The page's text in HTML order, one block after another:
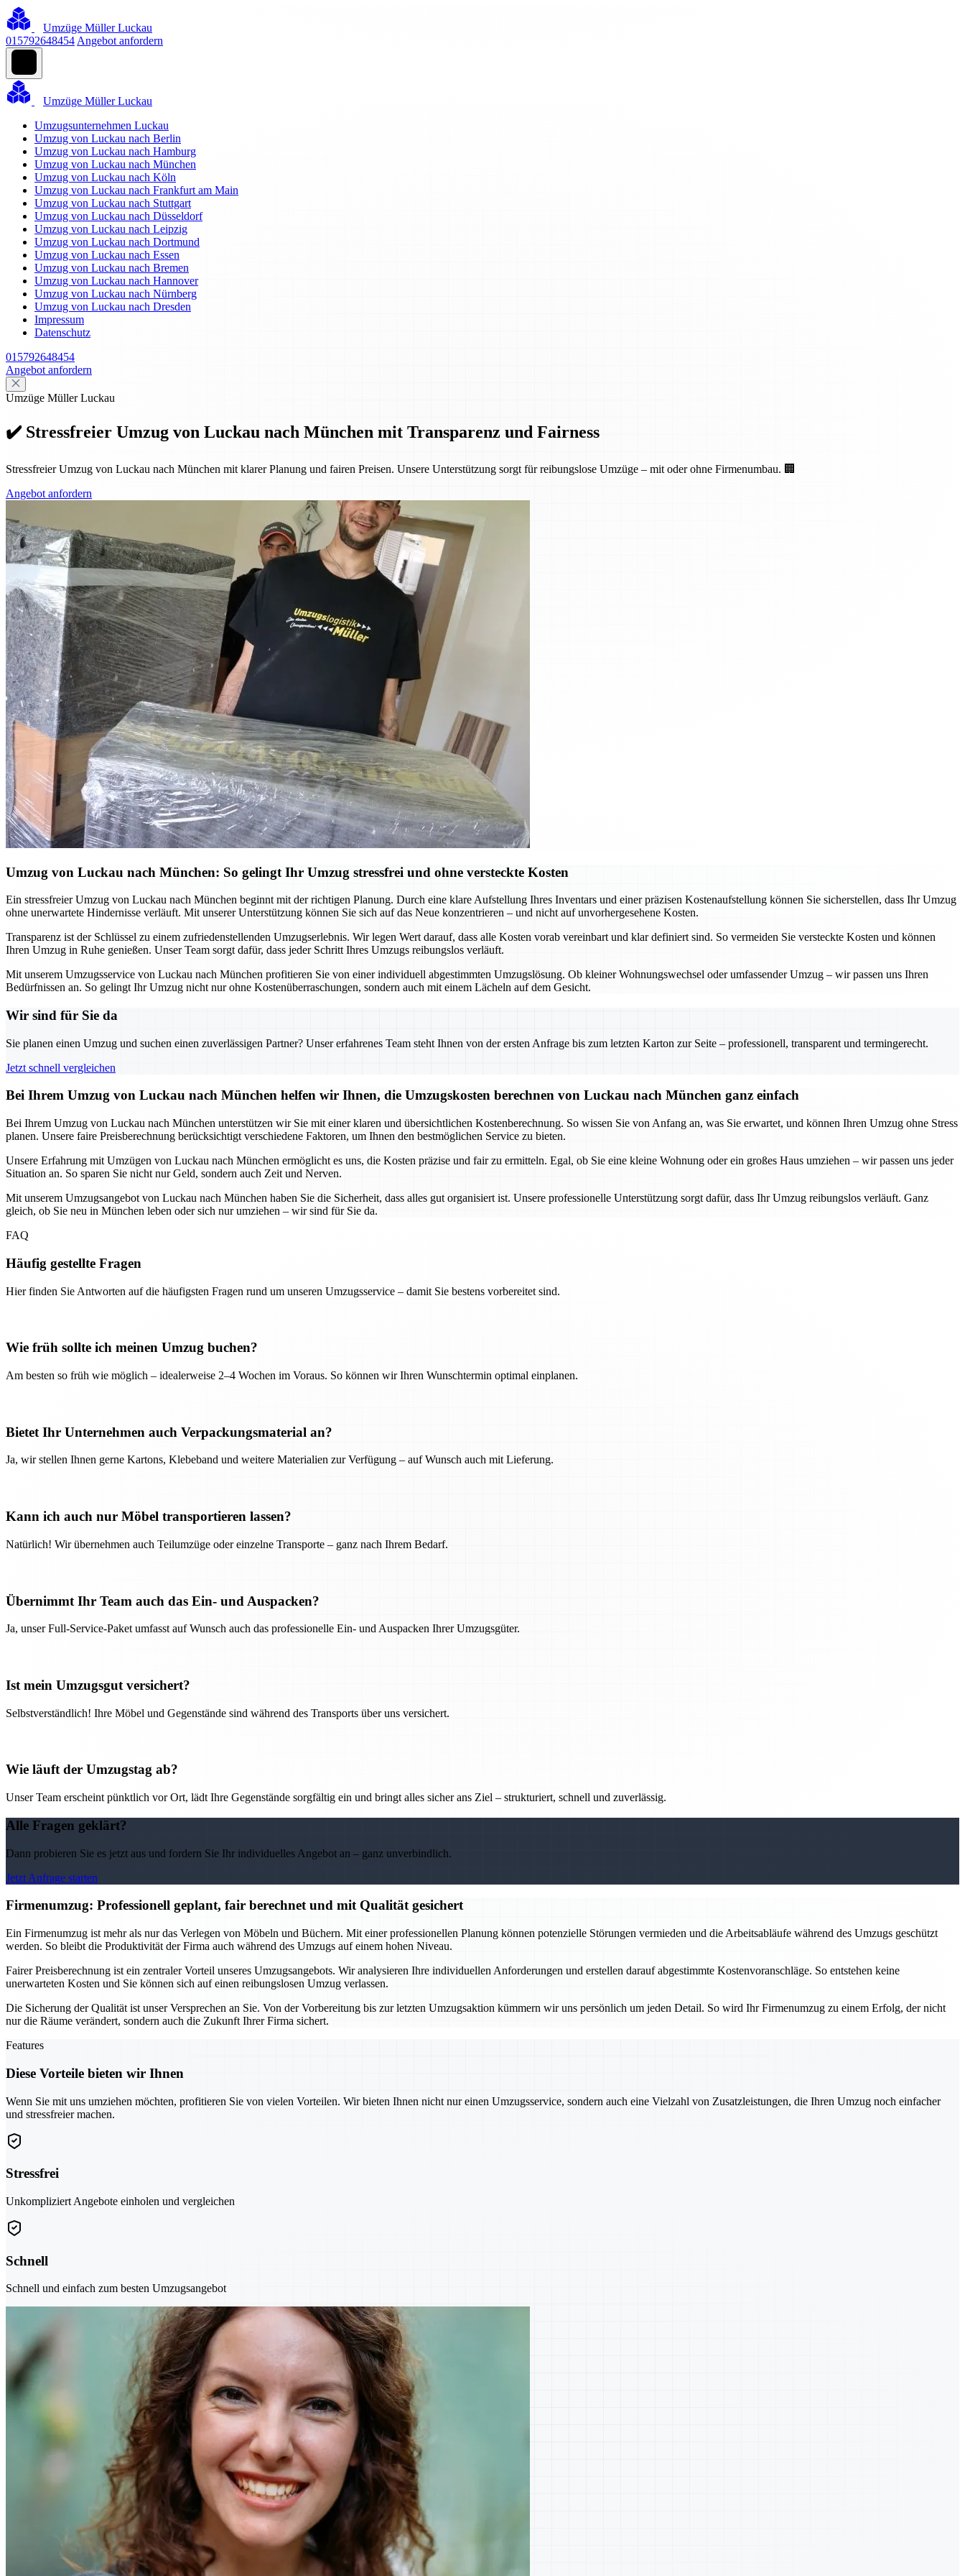
Umzüge Müller Luckau
015792648454 Angebot anfordern
Umzüge Müller Luckau
Umzugsunternehmen Luckau
Umzug von Luckau nach Berlin
Umzug von Luckau nach Hamburg
Umzug von Luckau nach München
Umzug von Luckau nach Köln
Umzug von Luckau nach Frankfurt am Main
Umzug von Luckau nach Stuttgart
Umzug von Luckau nach Düsseldorf
Umzug von Luckau nach Leipzig
Umzug von Luckau nach Dortmund
Umzug von Luckau nach Essen
Umzug von Luckau nach Bremen
Umzug von Luckau nach Hannover
Umzug von Luckau nach Nürnberg
Umzug von Luckau nach Dresden
Impressum
Datenschutz
015792648454
Angebot anfordern
Umzüge Müller Luckau
✔️ Stressfreier Umzug von Luckau nach München mit Transparenz und Fairness
Stressfreier Umzug von Luckau nach München mit klarer Planung und fairen Preisen. Unsere Unterstützung sorgt für reibungslose Umzüge – mit oder ohne Firmenumbau. 🏢
Angebot anfordern
Umzug von Luckau nach München: So gelingt Ihr Umzug stressfrei und ohne versteckte Kosten
Ein stressfreier Umzug von Luckau nach München beginnt mit der richtigen Planung. Durch eine klare Aufstellung Ihres Inventars und einer präzisen Kostenaufstellung können Sie sicherstellen, dass Ihr Umzug
ohne unerwartete Hindernisse verläuft. Mit unserer Unterstützung können Sie sich auf das Neue konzentrieren – und nicht auf unvorhergesehene Kosten.
Transparenz ist der Schlüssel zu einem zufriedenstellenden Umzugserlebnis. Wir legen Wert darauf, dass alle Kosten vorab vereinbart und klar definiert sind. So vermeiden Sie versteckte Kosten und können
Ihren Umzug in Ruhe genießen. Unser Team sorgt dafür, dass jeder Schritt Ihres Umzugs reibungslos verläuft.
Mit unserem Umzugsservice von Luckau nach München profitieren Sie von einer individuell abgestimmten Umzugslösung. Ob kleiner Wohnungswechsel oder umfassender Umzug – wir passen uns Ihren
Bedürfnissen an. So gelingt Ihr Umzug nicht nur ohne Kostenüberraschungen, sondern auch mit einem Lächeln auf dem Gesicht.
Wir sind für Sie da
Sie planen einen Umzug und suchen einen zuverlässigen Partner? Unser erfahrenes Team steht Ihnen von der ersten Anfrage bis zum letzten Karton zur Seite – professionell, transparent und termingerecht.
Jetzt schnell vergleichen
Bei Ihrem Umzug von Luckau nach München helfen wir Ihnen, die Umzugskosten berechnen von Luckau nach München ganz einfach
Bei Ihrem Umzug von Luckau nach München unterstützen wir Sie mit einer klaren und übersichtlichen Kostenberechnung. So wissen Sie von Anfang an, was Sie erwartet, und können Ihren Umzug ohne Stress
planen. Unsere faire Preisberechnung berücksichtigt verschiedene Faktoren, um Ihnen den bestmöglichen Service zu bieten.
Unsere Erfahrung mit Umzügen von Luckau nach München ermöglicht es uns, die Kosten präzise und fair zu ermitteln. Egal, ob Sie eine kleine Wohnung oder ein großes Haus umziehen – wir passen uns jeder
Situation an. So sparen Sie nicht nur Geld, sondern auch Zeit und Nerven.
Mit unserem Umzugsangebot von Luckau nach München haben Sie die Sicherheit, dass alles gut organisiert ist. Unsere professionelle Unterstützung sorgt dafür, dass Ihr Umzug reibungslos verläuft. Ganz
gleich, ob Sie neu in München leben oder sich nur umziehen – wir sind für Sie da.
FAQ
Häufig gestellte Fragen
Hier finden Sie Antworten auf die häufigsten Fragen rund um unseren Umzugsservice – damit Sie bestens vorbereitet sind.
Wie früh sollte ich meinen Umzug buchen?
Am besten so früh wie möglich – idealerweise 2–4 Wochen im Voraus. So können wir Ihren Wunschtermin optimal einplanen.
Bietet Ihr Unternehmen auch Verpackungsmaterial an?
Ja, wir stellen Ihnen gerne Kartons, Klebeband und weitere Materialien zur Verfügung – auf Wunsch auch mit Lieferung.
Kann ich auch nur Möbel transportieren lassen?
Natürlich! Wir übernehmen auch Teilumzüge oder einzelne Transporte – ganz nach Ihrem Bedarf.
Übernimmt Ihr Team auch das Ein- und Auspacken?
Ja, unser Full-Service-Paket umfasst auf Wunsch auch das professionelle Ein- und Auspacken Ihrer Umzugsgüter.
Ist mein Umzugsgut versichert?
Selbstverständlich! Ihre Möbel und Gegenstände sind während des Transports über uns versichert.
Wie läuft der Umzugstag ab?
Unser Team erscheint pünktlich vor Ort, lädt Ihre Gegenstände sorgfältig ein und bringt alles sicher ans Ziel – strukturiert, schnell und zuverlässig.
Alle Fragen geklärt?
Dann probieren Sie es jetzt aus und fordern Sie Ihr individuelles Angebot an – ganz unverbindlich.
Jetzt Anfrage starten
Firmenumzug: Professionell geplant, fair berechnet und mit Qualität gesichert
Ein Firmenumzug ist mehr als nur das Verlegen von Möbeln und Büchern. Mit einer professionellen Planung können potenzielle Störungen vermieden und die Arbeitsabläufe während des Umzugs geschützt
werden. So bleibt die Produktivität der Firma auch während des Umzugs auf einem hohen Niveau.
Fairer Preisberechnung ist ein zentraler Vorteil unseres Umzugsangebots. Wir analysieren Ihre individuellen Anforderungen und erstellen darauf abgestimmte Kostenvoranschläge. So entstehen keine
unerwarteten Kosten und Sie können sich auf einen reibungslosen Umzug verlassen.
Die Sicherung der Qualität ist unser Versprechen an Sie. Von der Vorbereitung bis zur letzten Umzugsaktion kümmern wir uns persönlich um jeden Detail. So wird Ihr Firmenumzug zu einem Erfolg, der nicht
nur die Räume verändert, sondern auch die Zukunft Ihrer Firma sichert.
Features
Diese Vorteile bieten wir Ihnen
Wenn Sie mit uns umziehen möchten, profitieren Sie von vielen Vorteilen. Wir bieten Ihnen nicht nur einen Umzugsservice, sondern auch eine Vielzahl von Zusatzleistungen, die Ihren Umzug noch einfacher
und stressfreier machen.
Stressfrei
Unkompliziert Angebote einholen und vergleichen
Schnell
Schnell und einfach zum besten Umzugsangebot